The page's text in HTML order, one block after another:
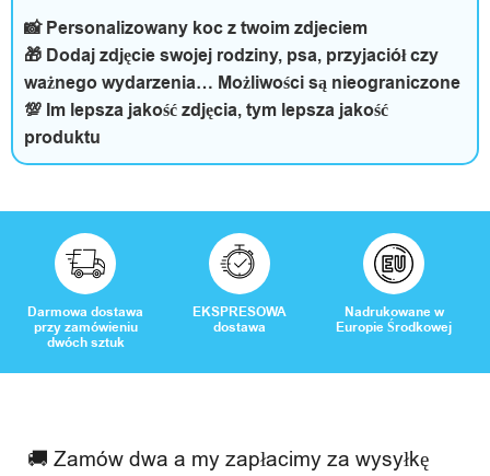
e
📸 Personalizowany koc z twoim zdjeciem
🎁 Dodaj zdjęcie swojej rodziny, psa, przyjaciół czy
ważnego wydarzenia… Możliwości są nieograniczone
💯 Im lepsza jakość zdjęcia, tym lepsza jakość
produktu
Darmowa dostawa
przy zamówieniu
dwóch sztuk
EKSPRESOWA
dostawa
Nadrukowane w
Europie Środkowej
🚚 Zamów dwa a my zapłacimy za wysyłkę